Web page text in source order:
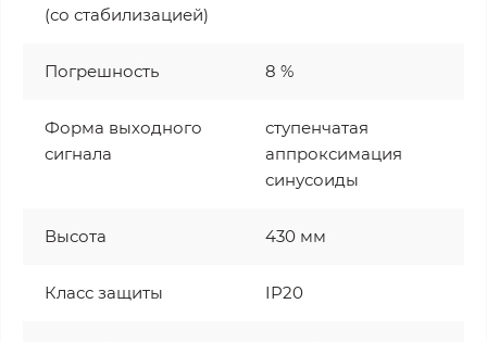
(со стабилизацией)
Погрешность 8 %
Форма выходного
сигнала
ступенчатая
аппроксимация
синусоиды
Высота 430 мм
Класс защиты IP20